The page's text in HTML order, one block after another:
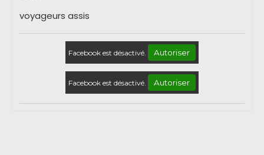
voyageurs assis
Facebook est désactivé. Autoriser
Facebook est désactivé. Autoriser